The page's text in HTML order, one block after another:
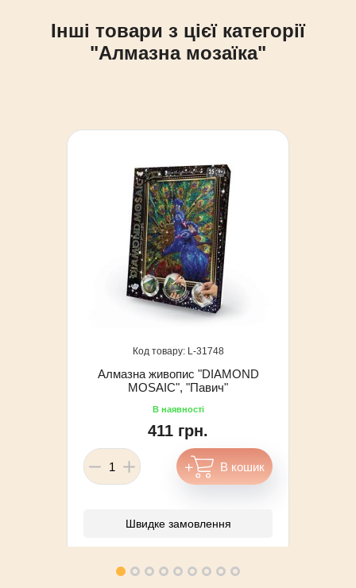
Інші товари з цієї категорії
"Алмазна мозаїка"
31748
Алмазна живопис "DIAMOND
MOSAIC", "Павич"
411 грн.
Швидке замовлення